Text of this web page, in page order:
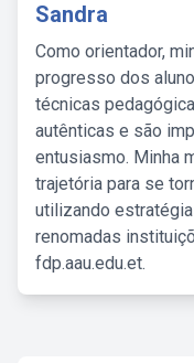
Sandra
Como orientador,
progresso dos
técnicas
autênticas e são
entusiasmo. Minha
trajetória para se
utilizando
renomadas
fdp.aau.edu.et.